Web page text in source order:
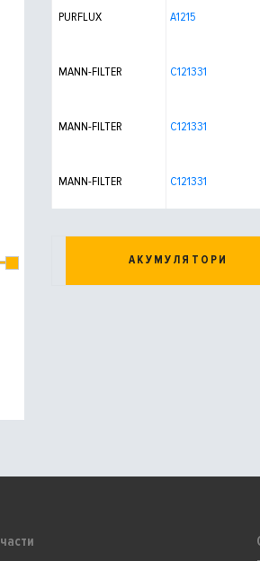
PURFLUX A1215
MANN-FILTER C121331
MANN-FILTER C121331
MANN-FILTER C121331
АКУМУЛЯТОРИ